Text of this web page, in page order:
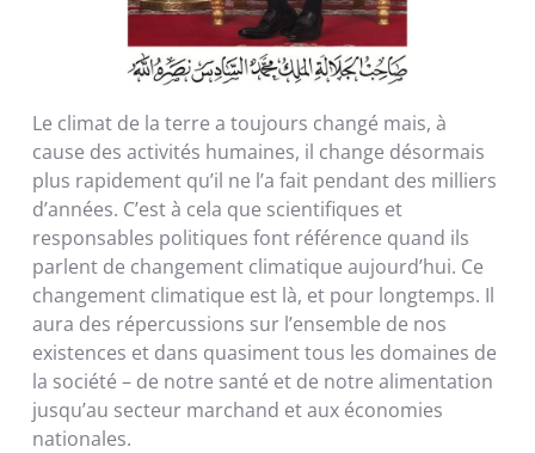
Le climat de la terre a toujours changé mais, à
cause des activités humaines, il change désormais
plus rapidement qu’il ne l’a fait pendant des milliers
d’années. C’est à cela que scientifiques et
responsables politiques font référence quand ils
parlent de changement climatique aujourd’hui. Ce
changement climatique est là, et pour longtemps. Il
aura des répercussions sur l’ensemble de nos
existences et dans quasiment tous les domaines de
la société – de notre santé et de notre alimentation
jusqu’au secteur marchand et aux économies
nationales.